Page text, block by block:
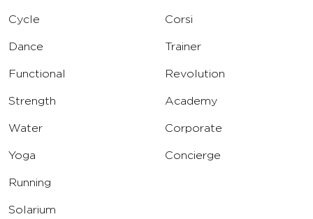
Cycle
Dance
Functional
Strength
Water
Yoga
Running
Solarium
Corsi
Trainer
Revolution
Academy
Corporate
Concierge